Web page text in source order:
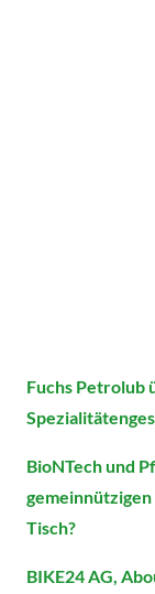
Fuchs Petrolub
BioNTech und
Tisch?
BIKE24 AG,